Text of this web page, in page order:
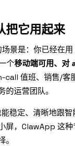
把它用起来
景是：你已经在
个移动端可用、对
call 值班、销售/客
的运营团队。
稳定、清晰地跟
屏，ClawApp 这种